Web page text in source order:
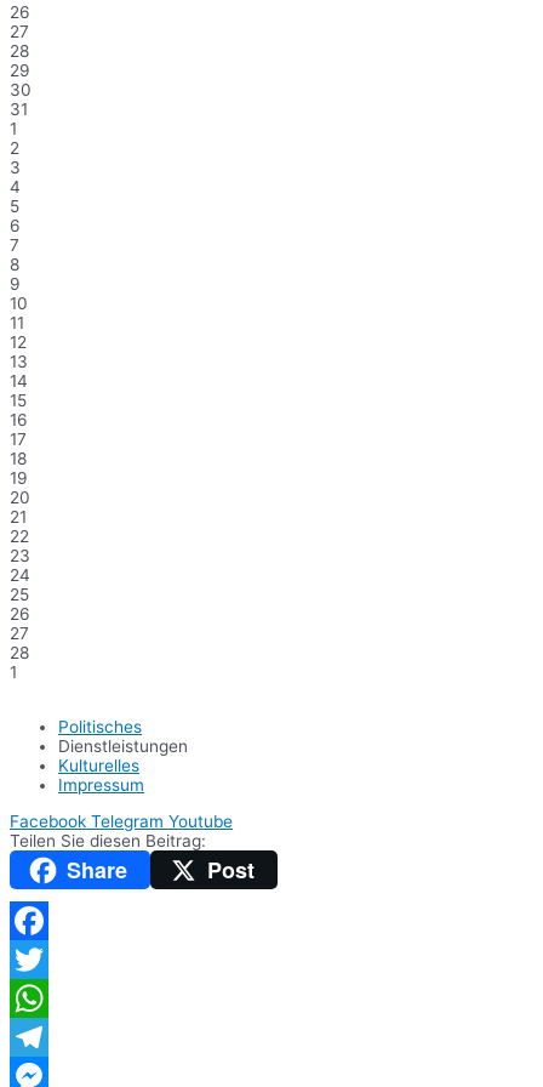
26
27
28
29
30
31
1
2
3
4
5
6
7
8
9
10
11
12
13
14
15
16
17
18
19
20
21
22
23
24
25
26
27
28
1
Politisches
Dienstleistungen
Kulturelles
Impressum
Facebook Telegram Youtube
Teilen Sie diesen Beitrag:
Share Post
Facebook
Twitter
WhatsApp
Telegram